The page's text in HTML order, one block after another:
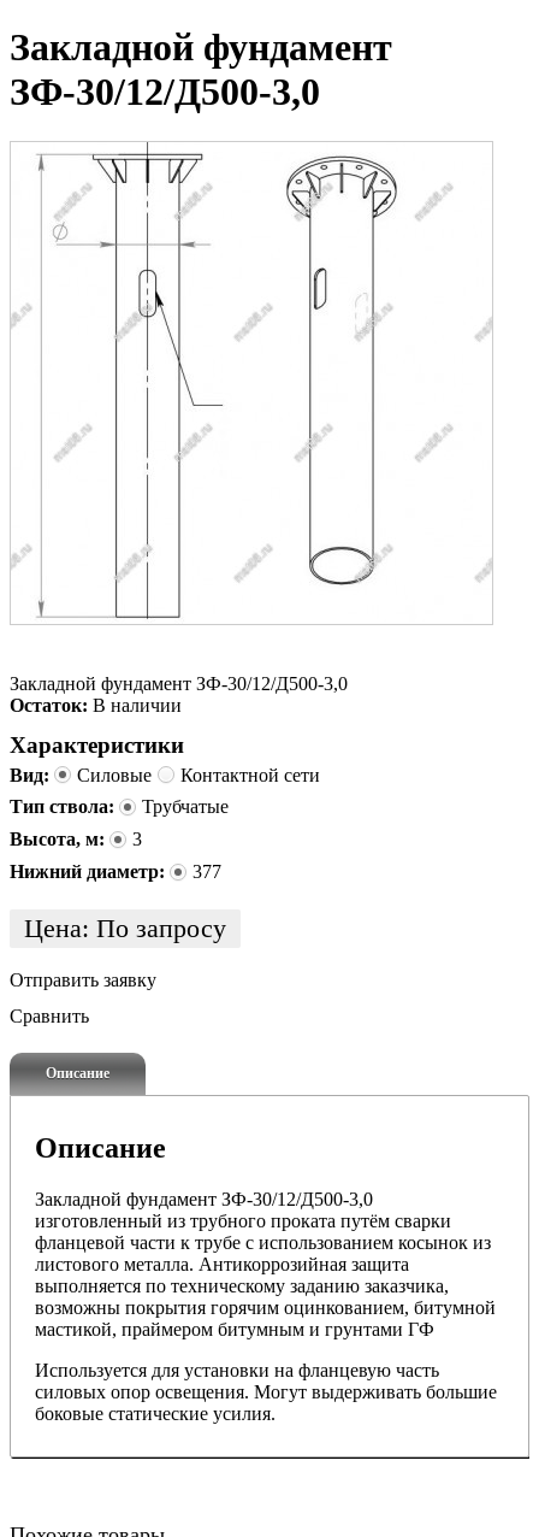
Закладной фундамент
ЗФ-30/12/Д500-3,0
Закладной фундамент ЗФ-30/12/Д500-3,0
Остаток: В наличии
Характеристики
Вид: Силовые
Контактной сети
Тип ствола:
Трубчатые
Высота, м:
3
Нижний диаметр:
377
Цена: По запросу
Отправить заявку
Сравнить
Описание
Описание
Закладной фундамент ЗФ-30/12/Д500-3,0
изготовленный из трубного проката путём сварки
фланцевой части к трубе с использованием косынок из
листового металла. Антикоррозийная защита
выполняется по техническому заданию заказчика,
возможны покрытия горячим оцинкованием, битумной
мастикой, праймером битумным и грунтами ГФ
Используется для установки на фланцевую часть
силовых опор освещения. Могут выдерживать большие
боковые статические усилия.